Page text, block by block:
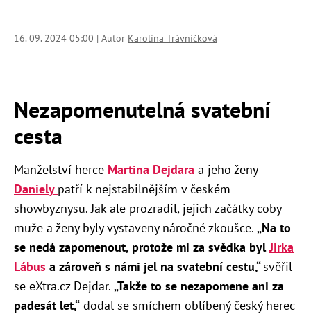
16. 09. 2024 05:00 | Autor Karolína Trávníčková
Nezapomenutelná svatební
cesta
Manželství herce Martina Dejdara a jeho ženy
Daniely patří k nejstabilnějším v českém
showbyznysu. Jak ale prozradil, jejich začátky coby
muže a ženy byly vystaveny náročné zkoušce. „Na to
se nedá zapomenout, protože mi za svědka bylJirka
Lábus a zároveň s námi jel na svatební cestu,“svěřil
se eXtra.cz Dejdar. „Takže to se nezapomene ani za
padesát let,“ dodal se smíchem oblíbený český herec